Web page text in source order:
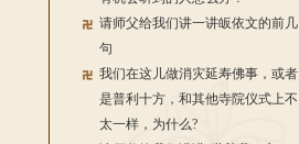
请师父给我们讲一讲皈依文的前几
句
我们在这儿做消灾延寿佛事，或者
是普利十方，和其他寺院仪式上不
太一样，为什么?